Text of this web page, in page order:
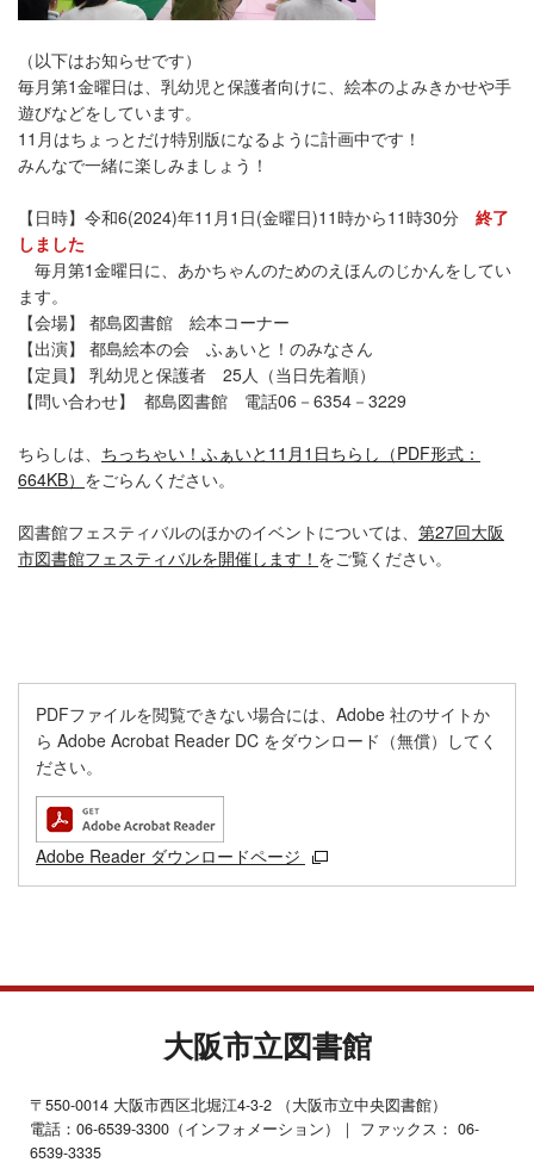
（以下はお知らせです）
毎月第1金曜日は、乳幼児と保護者向けに、絵本のよみきかせや手
遊びなどをしています。
11月はちょっとだけ特別版になるように計画中です！
みんなで一緒に楽しみましょう！
【日時】令和6(2024)年11月1日(金曜日)11時から11時30分 終了
しました
毎月第1金曜日に、あかちゃんのためのえほんのじかんをしてい
ます。
【会場】 都島図書館 絵本コーナー
【出演】 都島絵本の会 ふぁいと！のみなさん
【定員】 乳幼児と保護者 25人（当日先着順）
【問い合わせ】 都島図書館 電話06－6354－3229
ちらしは、 ちっちゃい！ふぁいと11月1日ちらし（PDF形式：
664KB） をごらんください。
図書館フェスティバルのほかのイベントについては、 第27回大阪
市図書館フェスティバルを開催します！ をご覧ください。
PDFファイルを閲覧できない場合には、Adobe 社のサイトか
ら Adobe Acrobat Reader DC をダウンロード（無償）してく
ださい。
Adobe Reader ダウンロードページ
大阪市立図書館
〒550-0014 大阪市西区北堀江4-3-2 （大阪市立中央図書館）
電話：06-6539-3300（インフォメーション）｜ ファックス： 06-
6539-3335